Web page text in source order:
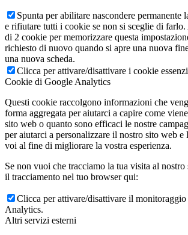
Spunta per abilitare nascondere permanente
e rifiutare tutti i cookie se non si sceglie di
di 2 cookie per memorizzare questa
richiesto di nuovo quando si apre una nuova
una nuova scheda.
Clicca per attivare/disattivare i cookie
Cookie di Google Analytics
Questi cookie raccolgono informazioni che
forma aggregata per aiutarci a capire come
sito web o quanto sono efficaci le nostre
per aiutarci a personalizzare il nostro sito web e
voi al fine di migliorare la vostra esperienza.
Se non vuoi che tracciamo la tua visita al
il tracciamento nel tuo browser qui:
Clicca per attivare/disattivare il
Analytics.
Altri servizi esterni